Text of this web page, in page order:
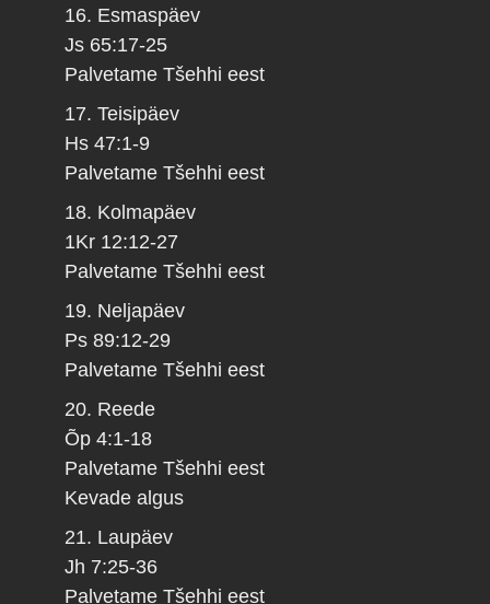
16. Esmaspäev
Js 65:17-25
Palvetame Tšehhi eest
17. Teisipäev
Hs 47:1-9
Palvetame Tšehhi eest
18. Kolmapäev
1Kr 12:12-27
Palvetame Tšehhi eest
19. Neljapäev
Ps 89:12-29
Palvetame Tšehhi eest
20. Reede
Õp 4:1-18
Palvetame Tšehhi eest
Kevade algus
21. Laupäev
Jh 7:25-36
Palvetame Tšehhi eest